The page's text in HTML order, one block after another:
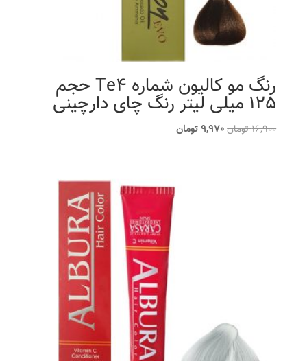
رنگ مو کالیون شماره Te4 حجم
125 میلی لیتر رنگ چای دارچینی
16,900تومانقیمت
9,970تومانقیمت